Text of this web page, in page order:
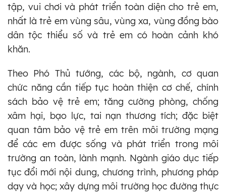
tập, vui chơi và phát triển toàn diện cho trẻ em,
nhất là trẻ em vùng sâu, vùng xa, vùng đồng bào
dân tộc thiểu số và trẻ em có hoàn cảnh khó
khăn.
Theo Phó Thủ tướng, các bộ, ngành, cơ quan
chức năng cần tiếp tục hoàn thiện cơ chế, chính
sách bảo vệ trẻ em; tăng cường phòng, chống
xâm hại, bạo lực, tai nạn thương tích; đặc biệt
quan tâm bảo vệ trẻ em trên môi trường mạng
để các em được sống và phát triển trong môi
trường an toàn, lành mạnh. Ngành giáo dục tiếp
tục đổi mới nội dung, chương trình, phương pháp
dạy và học; xây dựng môi trường học đường thực